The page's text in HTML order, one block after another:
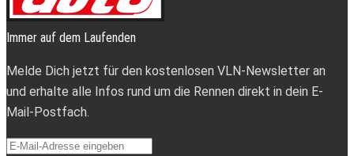
Immer auf dem Laufenden
Melde Dich jetzt für den kostenlosen VLN-Newsletter an
und erhalte alle Infos rund um die Rennen direkt in dein E-
Mail-Postfach.